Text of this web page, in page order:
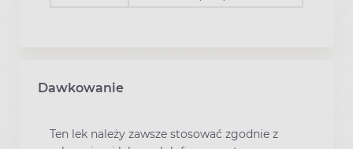
Dawkowanie
Ten lek należy zawsze stosować zgodnie z